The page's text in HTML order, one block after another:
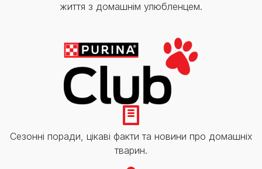
життя з домашнім улюбленцем.
Сезонні поради, цікаві факти та новини про домашніх
тварин.